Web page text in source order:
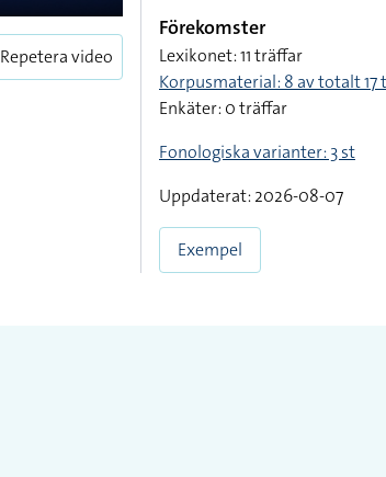
Enter
fullscreen
Repetera video
Förekomster
Lexikonet: 11 träffar
Korpusmaterial: 8 av totalt 17
Enkäter: 0 träffar
Fonologiska varianter: 3 st
Uppdaterat: 2026-08-07
Exempel